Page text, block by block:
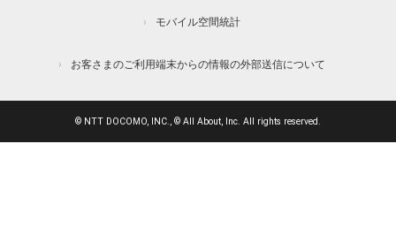
モバイル空間統計
お客さまのご利用端末からの情報の外部送信について
© NTT DOCOMO, INC., © All About, Inc. All rights reserved.